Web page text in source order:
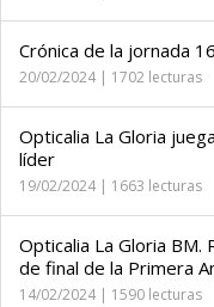
Crónica de la jornada
20/02/2024 | 1702 lecturas
Opticalia La Gloria
líder
19/02/2024 | 1663 lecturas
Opticalia La Gloria
de final de la Primera
14/02/2024 | 1590 lecturas